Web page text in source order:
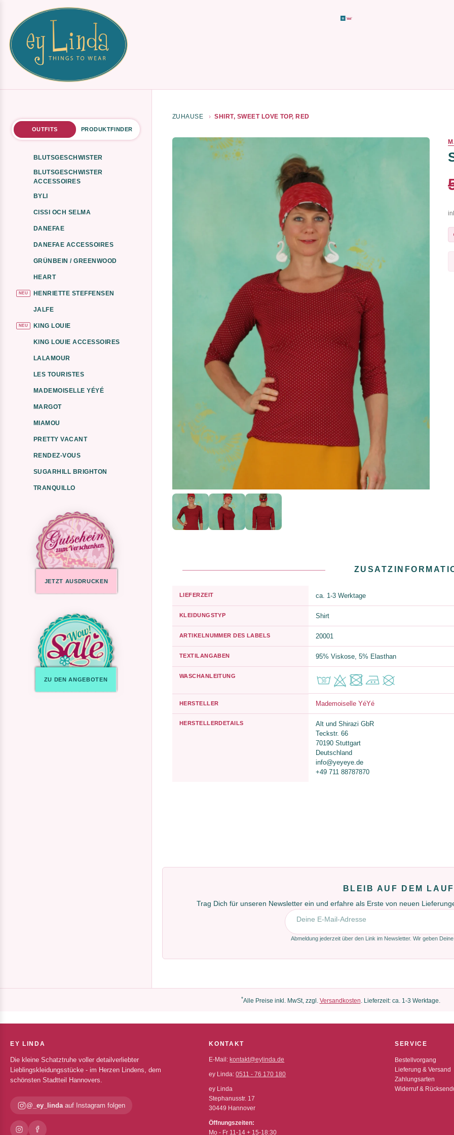
OUTFITS PRODUKTFINDER
BLUTSGESCHWISTER
BLUTSGESCHWISTER
ACCESSOIRES
BYLI
CISSI OCH SELMA
DANEFAE
DANEFAE ACCESSOIRES
GRÜNBEIN / GREENWOOD
HEART
NEU HENRIETTE STEFFENSEN
JALFE
NEU KING LOUIE
KING LOUIE ACCESSOIRES
LALAMOUR
LES TOURISTES
MADEMOISELLE YÉYÉ
MARGOT
MIAMOU
PRETTY VACANT
RENDEZ-VOUS
SUGARHILL BRIGHTON
TRANQUILLO
JETZT AUSDRUCKEN
ZU DEN ANGEBOTEN
ZUHAUSE SHIRT, SWEET LOVE TOP, RED
LIEFERZEIT ca. 1-3 Werktage
KLEIDUNGSTYP Shirt
ARTIKELNUMMER DES LABELS 20001
TEXTILANGABEN 95% Viskose, 5% Elasthan
WASCHANLEITUNG
HERSTELLER Mademoiselle YéYé
HERSTELLERDETAILS
Alt und Shirazi GbR
Teckstr. 66
70190 Stuttgart
Deutschland
info@yeyeye.de
+49 711 88787870
BLEIB AUF DEM
Trag Dich für unseren Newsletter ein und erfahre als Erste von neuen
E-Mail-Adresse
Abmeldung jederzeit über den Link im Newsletter. Wir geben
*Alle Preise inkl. MwSt, zzgl. Versandkosten. Lieferzeit: ca. 1-3 Werktage.
EY LINDA
Die kleine Schatztruhe voller detailverliebter
Lieblingskleidungsstücke - im Herzen Lindens, dem
schönsten Stadtteil Hannovers.
@_ey_lindaauf Instagram folgen
KONTAKT
E-Mail: kontakt@eylinda.de
ey Linda:0511 - 76 170 180
ey Linda
Stephanusstr. 17
30449 Hannover
Öffnungszeiten:
Mo - Fr 11-14 + 15-18:30
SERVICE
Bestellvorgang
Lieferung & Versand
Zahlungsarten
Widerruf &